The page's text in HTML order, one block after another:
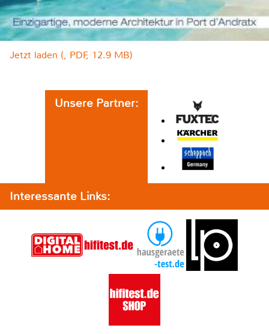
Jetzt laden (, PDF, 12.9 MB)
Unsere Partner:
Interessante Links: